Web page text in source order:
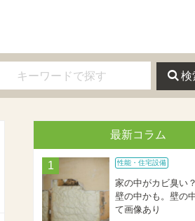
検
最新コラム
性能・住宅設備
家の中がカビ臭い
壁の中かも。壁の
て画像あり